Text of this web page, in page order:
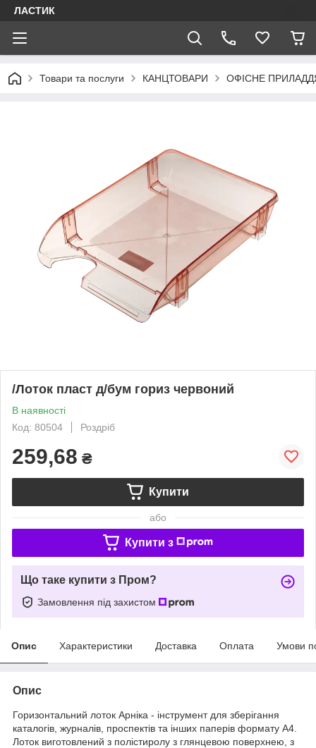
ЛАСТИК
Товари та послуги КАНЦТОВАРИ ОФІСНЕ
/Лоток пласт д/бум гориз червоний
В наявності
Код: 80504
Роздріб
259,68 ₴
Купити
або
Купити з
Що таке купити з Пром?
Замовлення під захистом
Опис Характеристики Доставка Оплата Умови
Опис
Горизонтальний лоток Арніка - інструмент для зберігання
каталогів, журналів, проспектів та інших паперів формату А4.
Лоток виготовлений з полістиролу з глянцевою поверхнею, з